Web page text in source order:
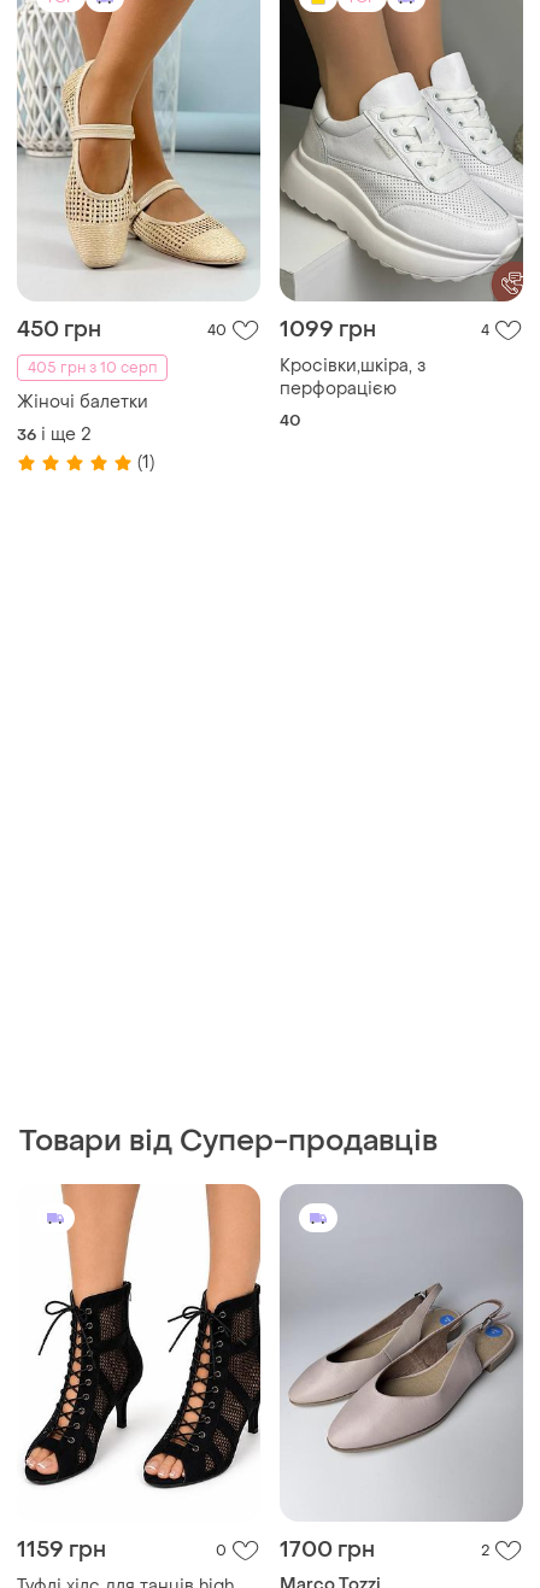
450 грн
40
405 грн з 10 серп
Жіночі балетки
36 і ще 2
(1)
1099 грн 4
Кросівки,шкіра, з
перфорацією
40
Товари від Супер-продавців
1159 грн 0 1700 грн 2